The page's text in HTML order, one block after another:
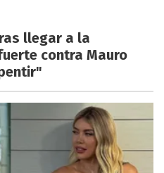
llegar a la
contra Mauro